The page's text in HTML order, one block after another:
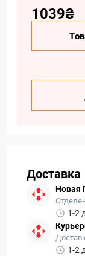
1039₴
Доставка
Новая
1-2
1-2